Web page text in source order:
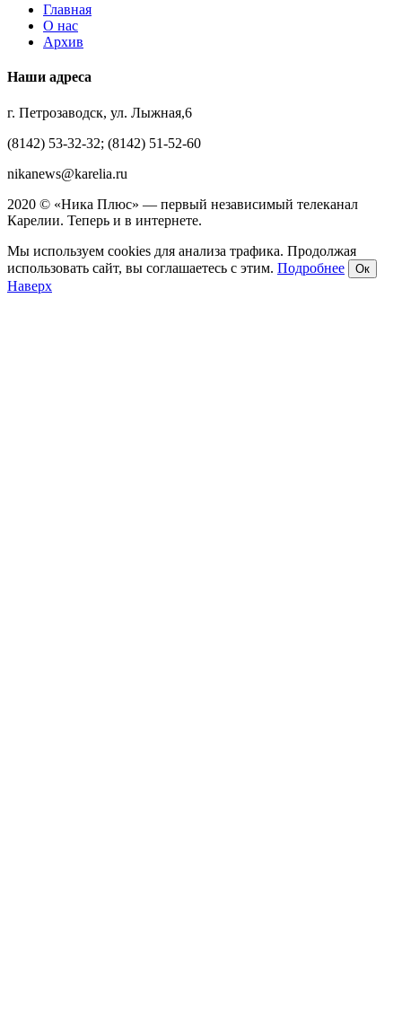
Главная
О нас
Архив
Наши адреса
г. Петрозаводск, ул. Лыжная,6
(8142) 53-32-32; (8142) 51-52-60
nikanews@karelia.ru
2020 © «Ника Плюс» — первый независимый телеканал
Карелии. Теперь и в интернете.
Мы используем cookies для анализа трафика. Продолжая
использовать сайт, вы соглашаетесь с этим. Подробнее Ок
Наверх